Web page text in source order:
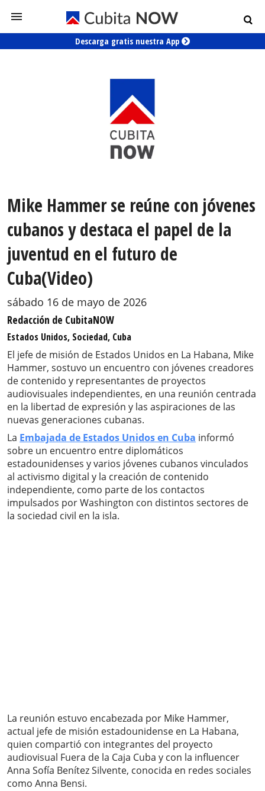
Descarga gratis nuestra App
Mike Hammer se reúne con jóvenes
cubanos y destaca el papel de la
juventud en el futuro de
Cuba(Video)
sábado 16 de mayo de 2026
Redacción de CubitaNOW
Estados Unidos, Sociedad, Cuba
El jefe de misión de Estados Unidos en La Habana, Mike
Hammer, sostuvo un encuentro con jóvenes creadores
de contenido y representantes de proyectos
audiovisuales independientes, en una reunión centrada
en la libertad de expresión y las aspiraciones de las
nuevas generaciones cubanas.
La Embajada de Estados Unidos en Cuba informó
sobre un encuentro entre diplomáticos
estadounidenses y varios jóvenes cubanos vinculados
al activismo digital y la creación de contenido
independiente, como parte de los contactos
impulsados por Washington con distintos sectores de
la sociedad civil en la isla.
La reunión estuvo encabezada por Mike Hammer,
actual jefe de misión estadounidense en La Habana,
quien compartió con integrantes del proyecto
audiovisual Fuera de la Caja Cuba y con la influencer
Anna Sofía Benítez Silvente, conocida en redes sociales
como Anna Bensi.